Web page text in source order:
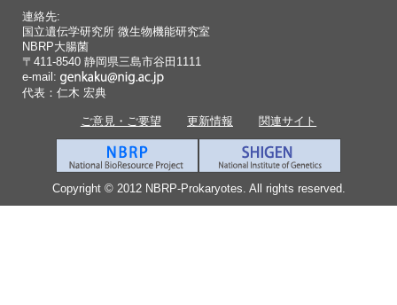
連絡先:
国立遺伝学研究所 微生物機能研究室
NBRP大腸菌
〒411-8540 静岡県三島市谷田1111
e-mail:
代表：仁木 宏典
ご意見・ご要望 更新情報 関連サイト
Copyright © 2012 NBRP-Prokaryotes. All rights reserved.